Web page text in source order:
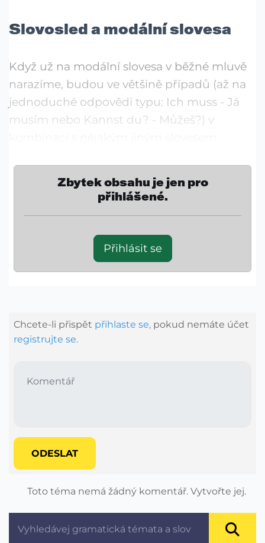
Slovosled a modální slovesa
Když už na modální slovesa v běžné mluvě
narazíme, budou ve většině případů (až na
jednoduché odpovědi typu: Ich muss - Já
musím nebo Kannst du? - Můžeš?) v
Zbytek obsahu je jen pro
přihlášené.
Přihlásit se
Chcete-li přispět přihlaste se, pokud nemáte účet
registrujte se.
ODESLAT
Toto téma nemá žádný komentář. Vytvořte jej.